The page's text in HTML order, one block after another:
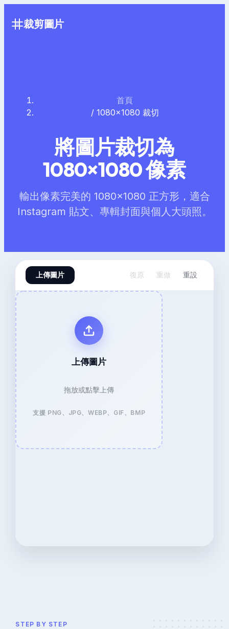
裁剪圖片
首頁
/ 1080×1080 裁切
將圖片裁切為
1080×1080 像素
輸出像素完美的 1080×1080 正方形，適合
Instagram 貼文、專輯封面與個人大頭照。
上傳圖片 復原 重做 重設
上傳圖片
拖放或點擊上傳
支援 PNG、JPG、WEBP、GIF、BMP
STEP BY STEP